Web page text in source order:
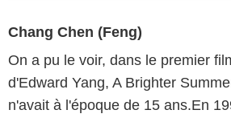
Chang Chen (Feng)
On a pu le voir, dans le premier
d'Edward Yang, A Brighter
n'avait à l'époque de 15 ans.En